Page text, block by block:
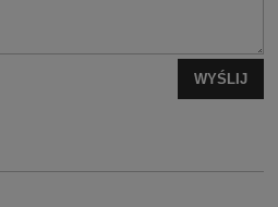
WYŚLIJ